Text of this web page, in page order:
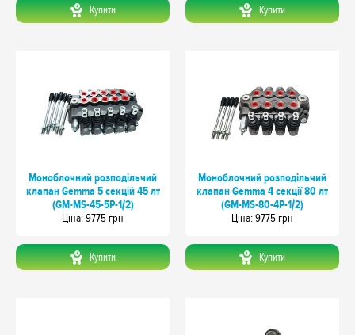
Купити Купити
Моноблочний розподільчий
клапан Gemma 5 секцій 45 лт
(GM-MS-45-5P-1/2)
Цiна: 9775 грн
Купити
Моноблочний розподільчий
клапан Gemma 4 секції 80 лт
(GM-MS-80-4P-1/2)
Цiна: 9775 грн
Купити